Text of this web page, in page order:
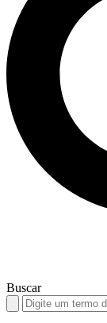
Buscar
Search
for: